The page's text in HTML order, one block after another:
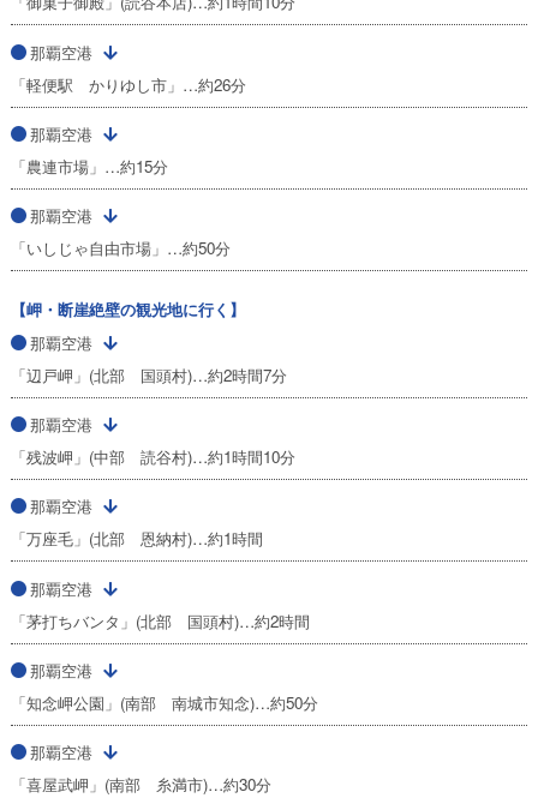
那覇空港
「軽便駅 かりゆし市」…約26分
那覇空港
「農連市場」…約15分
那覇空港
「いしじゃ自由市場」…約50分
【岬・断崖絶壁の観光地に行く】
那覇空港
「辺戸岬」(北部 国頭村)…約2時間7分
那覇空港
「残波岬」(中部 読谷村)…約1時間10分
那覇空港
「万座毛」(北部 恩納村)…約1時間
那覇空港
「茅打ちバンタ」(北部 国頭村)…約2時間
那覇空港
「知念岬公園」(南部 南城市知念)…約50分
那覇空港
「喜屋武岬」(南部 糸満市)…約30分